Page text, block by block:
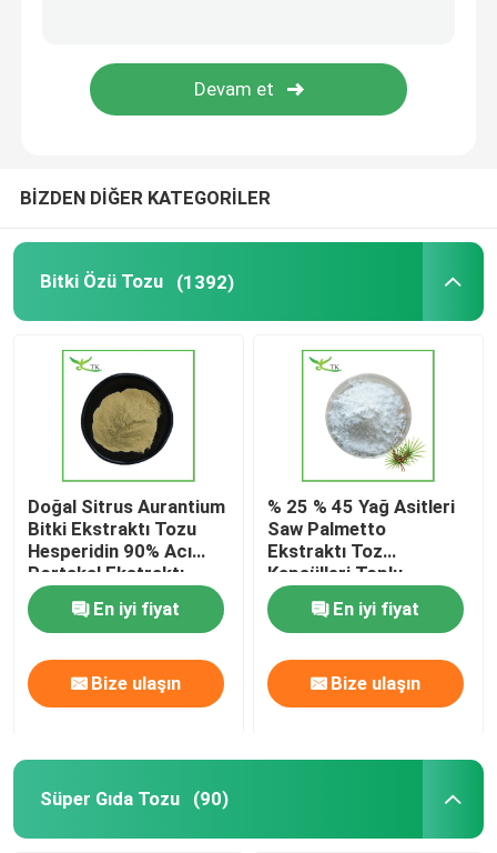
Ashwagandha Ekstraktı Tozu
Diyet Takviyesi İçerikleri
BİZDEN DİĞER KATEGORİLER
Bitki Özü Tozu (1392)
Doğal Sitrus Aurantium
Bitki Ekstraktı Tozu
Hesperidin 90% Acı
Portakal Ekstraktı
Tozu
En iyi fiyat
Bize ulaşın
% 25 % 45 Yağ Asitleri
Saw Palmetto
Ekstraktı Toz
Kapsülleri Toplu
En iyi fiyat
Bize ulaşın
Süper Gıda Tozu (90)